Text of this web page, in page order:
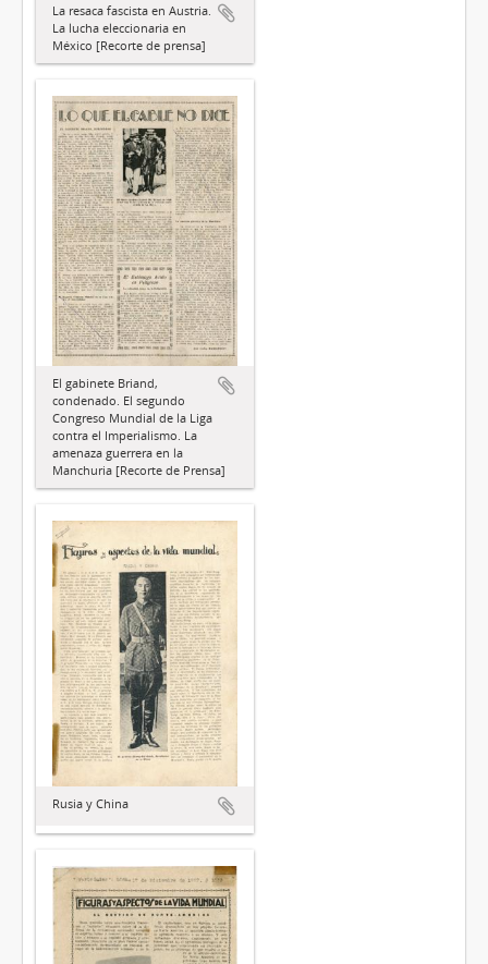
La resaca fascista en Austria.
La lucha eleccionaria en
México [Recorte de prensa]
El gabinete Briand,
condenado. El segundo
Congreso Mundial de la Liga
contra el Imperialismo. La
amenaza guerrera en la
Manchuria [Recorte de Prensa]
Rusia y China